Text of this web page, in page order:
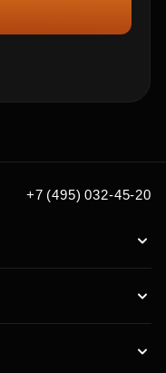
+7 (495) 032-45-20